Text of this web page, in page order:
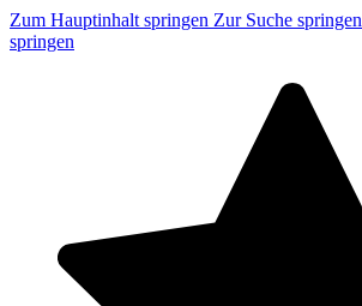
Zum Hauptinhalt springen Zur Suche springen
springen